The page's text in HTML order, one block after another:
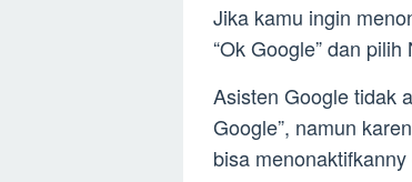
Jika kamu ingin
“Ok Google” dan
Asisten Google tidak
Google”, namun
bisa menonaktifkanny